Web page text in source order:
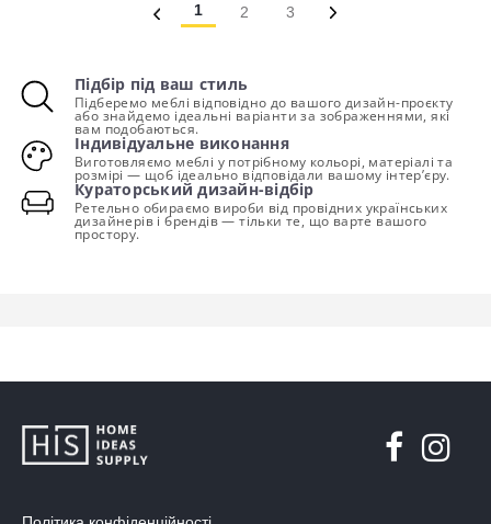
1 2 3
Підбір під ваш стиль
Підберемо меблі відповідно до вашого дизайн-проєкту
або знайдемо ідеальні варіанти за зображеннями, які
вам подобаються.
Індивідуальне виконання
Виготовляємо меблі у потрібному кольорі, матеріалі та
розмірі — щоб ідеально відповідали вашому інтер’єру.
Кураторський дизайн-відбір
Ретельно обираємо вироби від провідних українських
дизайнерів і брендів — тільки те, що варте вашого
простору.